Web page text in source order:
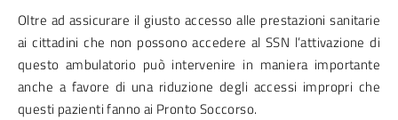
Oltre ad assicurare il giusto accesso alle prestazioni sanitarie
ai cittadini che non possono accedere al SSN l’attivazione di
questo ambulatorio può intervenire in maniera importante
anche a favore di una riduzione degli accessi impropri che
questi pazienti fanno ai Pronto Soccorso.